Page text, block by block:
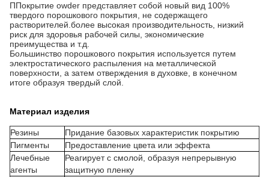
ППокрытие owder представляет собой новый вид 100%
твердого порошкового покрытия, не содержащего
растворителей.более высокая производительность, низкий
риск для здоровья рабочей силы, экономические
преимущества и т.д.
Большинство порошкового покрытия используется путем
электростатического распыления на металлической
поверхности, а затем отверждения в духовке, в конечном
итоге образуя твердый слой.
Материал изделия
Резины
Придание базовых характеристик покрытию
Пигменты
Предоставление цвета или эффекта
Лечебные
агенты
Реагирует с смолой, образуя непрерывную
защитную пленку